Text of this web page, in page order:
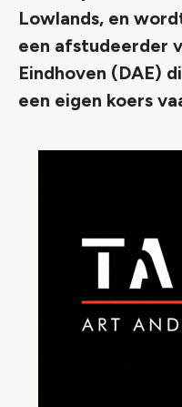
Lowlands, en
een afstudeerder
Eindhoven (DAE)
een eigen koers